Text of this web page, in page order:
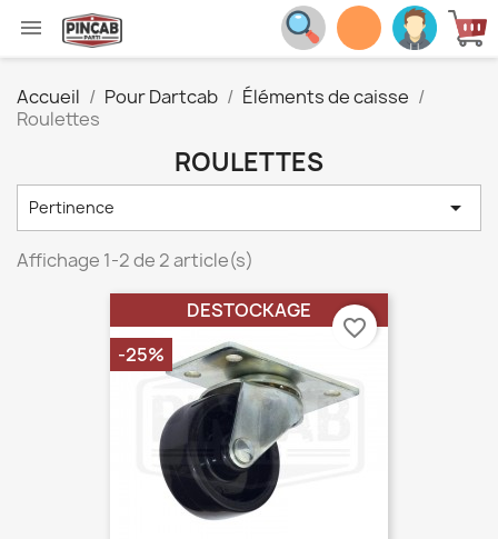

Accueil Pour Dartcab
Éléments de caisse
Roulettes
ROULETTES
Pertinence 
Affichage 1-2 de 2 article(s)
DESTOCKAGE
-25%
favorite_border